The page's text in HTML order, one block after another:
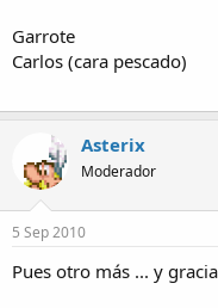
Garrote
Carlos (cara pescado)
Asterix
Moderador
5 Sep 2010
Pues otro más ... y